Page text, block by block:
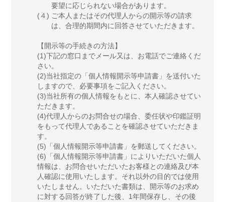
要望に応じられない場合があります。
(４) ご本人またはその代理人からの開示等の請求
は、合理的期間内に回答させていただきます。
【開示等の手続きの方法】
(1)下記の窓口までメール又は、お電話でご連絡くだ
さい。
(2)当社指定の「個人情報開示等申請書」を送付いた
しますので、必要事項をご記入ください。
(3)当社所有の個人情報をもとに、本人確認させてい
ただきます。
(4)代理人からのお問合せの場合、委任状や印鑑証明
をもって代理人であることを確認させていただきま
す。
(5)「個人情報開示等申請書」を郵送してください。
(6)「個人情報開示等申請書」によりいただいた個人
情報は、お問合せいただいたお客様との連絡及び本
人確認に使用いたします。それ以外の目的では使用
いたしません。いただいた書類は、開示等のお求め
に対する回答が終了した後、1年間保存し、その後